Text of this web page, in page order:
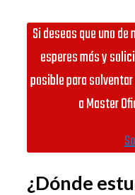
Si deseas que uno
esperes más y
posible para
a Master
¿Dónde